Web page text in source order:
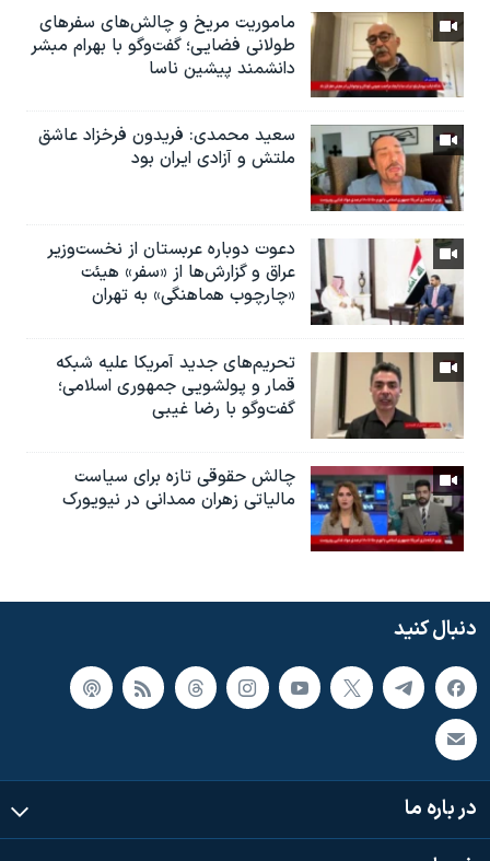
ماموریت مریخ و چالش‌های سفرهای
طولانی فضایی؛ گفت‌وگو با بهرام مبشر
دانشمند پیشین ناسا
سعید محمدی: فریدون فرخزاد عاشق
ملتش و آزادی ایران بود
دعوت دوباره عربستان از نخست‌وزیر
عراق و گزارش‌ها از «سفر» هیئت
«چارچوب هماهنگی» به تهران
تحریم‌های جدید آمریکا علیه شبکه
قمار و پولشویی جمهوری اسلامی؛
گفت‌وگو با رضا غیبی
چالش حقوقی تازه برای سیاست
مالیاتی زهران ممدانی در نیویورک
دنبال کنید
در باره ما